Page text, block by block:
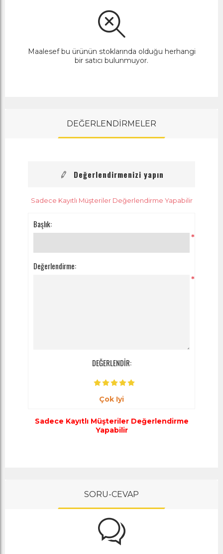
Maalesef bu ürünün stoklarında olduğu herhangi
bir satıcı bulunmuyor.
DEĞERLENDİRMELER
Değerlendirmenizi yapın
Sadece Kayıtlı Müşteriler Değerlendirme Yapabilir
Başlık:
*
Değerlendirme:
*
DEĞERLENDİR:
Çok Iyi
Sadece Kayıtlı Müşteriler Değerlendirme
Yapabilir
SORU-CEVAP